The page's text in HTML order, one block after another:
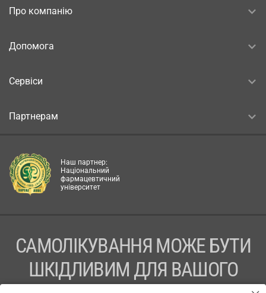
Про компанію
Допомога
Сервіси
Партнерам
Наш партнер:
Національний
фармацевтичний
університет
САМОЛІКУВАННЯ МОЖЕ БУТИ
ШКІДЛИВИМ ДЛЯ ВАШОГО